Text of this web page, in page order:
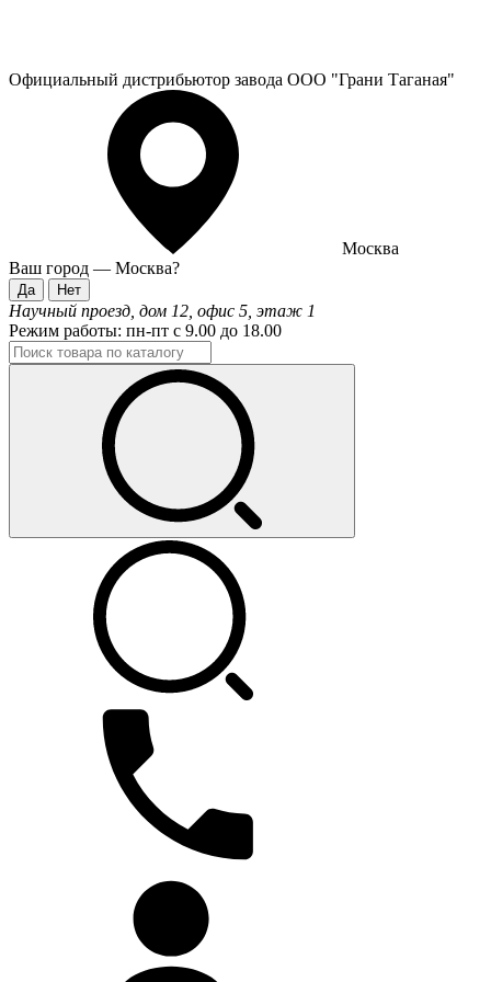
Официальный дистрибьютор завода ООО "Грани Таганая"
Москва
Ваш город — Москва?
Научный проезд, дом 12, офис 5, этаж 1
Режим работы: пн-пт с 9.00 до 18.00